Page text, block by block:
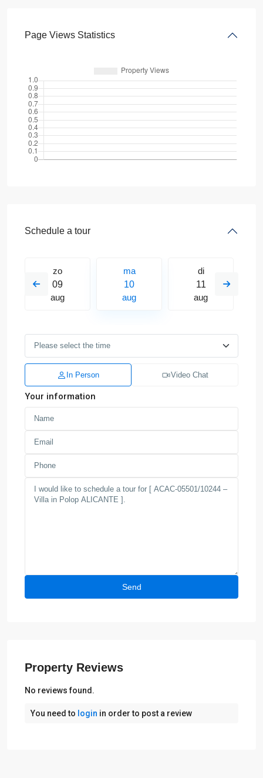
Page Views Statistics
Schedule a tour
zo
09
aug
ma
10
aug
di
11
aug
In Person Video Chat
Your information
Property Reviews
No reviews found.
You need to login in order to post a review